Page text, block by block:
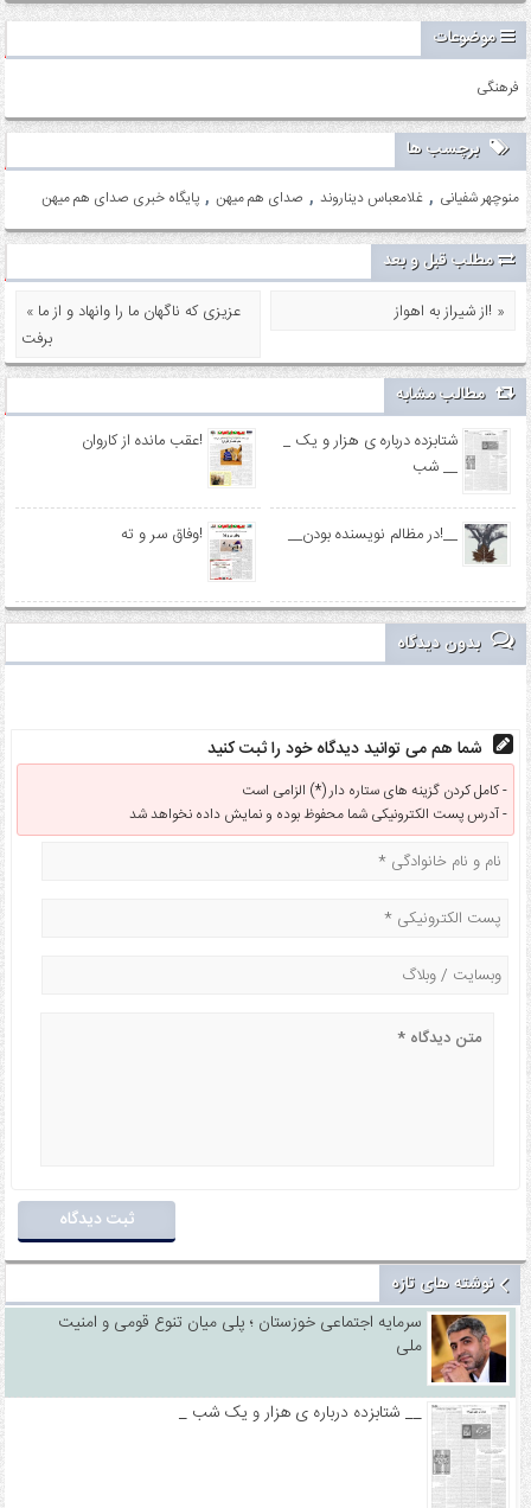
موضوعات
فرهنگی
برچسب ها
پایگاه خبری صدای هم میهن , صدای هم میهن , غلامعباس دیناروند , منوچهر شفیانی
مطلب قبل و بعد
از شیراز به اهواز! »
« عزیزی که ناگهان ما را وانهاد و از ما
برفت
مطالب مشابه
_ شتابزده درباره ی هزار و یک
شب __
عقب مانده از کاروان!
__در مظالم نویسنده بودن!__ وفاق سر و ته!
بدون دیدگاه
کامل کردن گزینه های ستاره دار (*) الزامی است -
آدرس پست الکترونیکی شما محفوظ بوده و نمایش داده نخواهد شد -
نوشته های تازه
سرمایه اجتماعی خوزستان ؛ پلی میان تنوع قومی و امنیت
ملی
_ شتابزده درباره ی هزار و یک شب __